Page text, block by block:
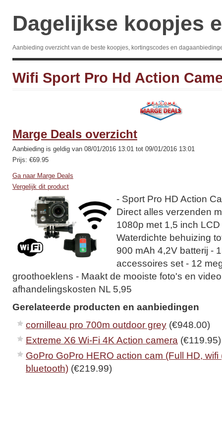
Dagelijkse koopjes
Aanbieding overzicht van de beste koopjes, kortingscodes en
Wifi Sport Pro Hd Action
Marge Deals overzicht
Aanbieding is geldig van 08/01/2016 13:01 tot 09/01/2016 13:01
Prijs: €69.95
Ga naar Marge Deals
Vergelijk dit product
- Sport Pro HD Action
Direct alles verzenden
1080p met 1,5 inch
Waterdichte behuizing
900 mAh 4,2V batterij -
accessoires set - 12
groothoeklens - Maakt de mooiste foto's en
afhandelingskosten NL 5,95
Gerelateerde producten en aanbiedingen
cornilleau pro 700m outdoor grey (€948.00)
Extreme X6 Wi-Fi 4K Action camera (€119.95)
GoPro GoPro HERO action cam (Full HD, wifi
bluetooth) (€219.99)